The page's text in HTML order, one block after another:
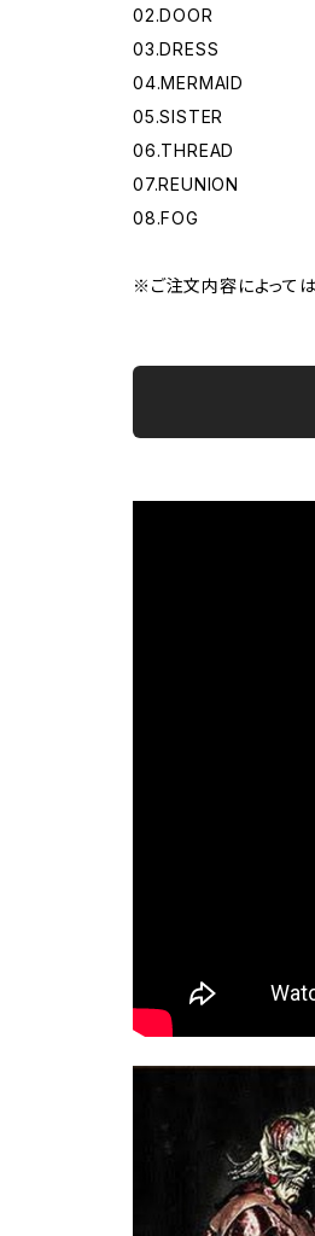
02.DOOR
03.DRESS
04.MERMAID
05.SISTER
06.THREAD
07.REUNION
08.FOG
※ご注文内容によっては